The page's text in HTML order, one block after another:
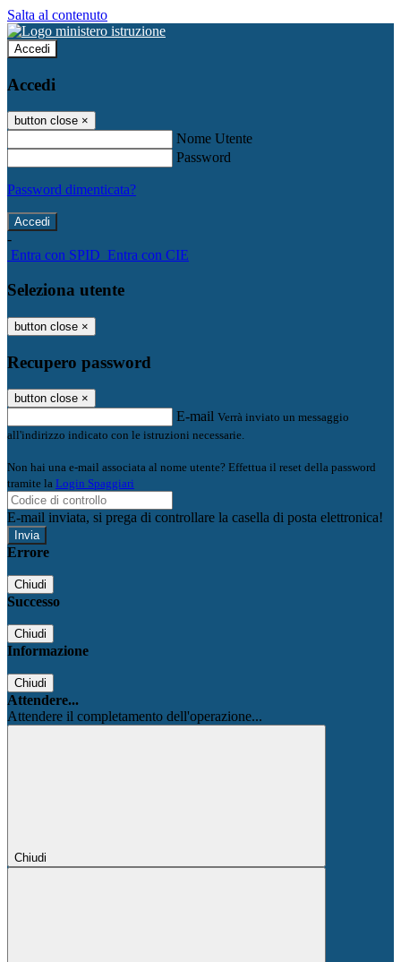
Salta al contenuto
Accedi
Accedi
button close ×
Nome Utente
Password
Password dimenticata?
-
Entra con SPID Entra con CIE
Seleziona utente
button close ×
Recupero password
button close ×
E-mail Verrà inviato un messaggio
all'indirizzo indicato con le istruzioni necessarie.
Non hai una e-mail associata al nome utente? Effettua il reset della password
tramite la Login Spaggiari
E-mail inviata, si prega di controllare la casella di posta elettronica!
Errore
Chiudi
Successo
Chiudi
Informazione
Chiudi
Attendere...
Attendere il completamento dell'operazione...
Chiudi